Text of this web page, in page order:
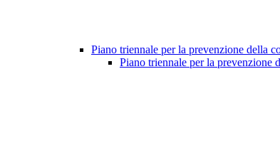
Piano triennale per la prevenzione della
Piano triennale per la prevenzione